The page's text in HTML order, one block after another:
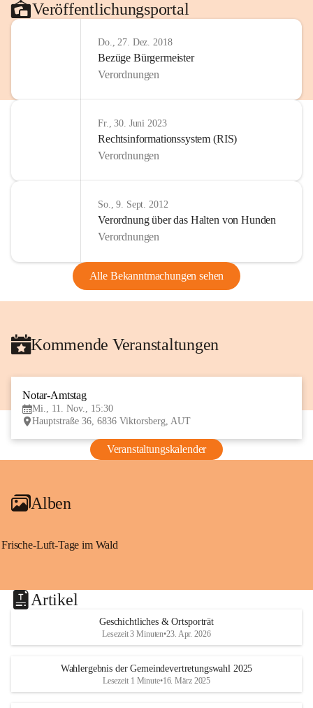
Veröffentlichungsportal
Do., 27. Dez. 2018
Bezüge Bürgermeister
Verordnungen
Fr., 30. Juni 2023
Rechtsinformationssystem (RIS)
Verordnungen
So., 9. Sept. 2012
Verordnung über das Halten von Hunden
Verordnungen
Alle Bekanntmachungen sehen
Kommende Veranstaltungen
Notar-Amtstag
Mi., 11. Nov., 15:30
Hauptstraße 36, 6836 Viktorsberg, AUT
Veranstaltungskalender
Alben
Frische-Luft-Tage im Wald
Artikel
Geschichtliches & Ortsporträt
Lesezeit 3 Minuten•23. Apr. 2026
Wahlergebnis der Gemeindevertretungswahl 2025
Lesezeit 1 Minute•16. März 2025